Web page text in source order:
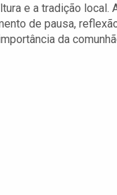
e a tradição local.
de pausa,
da